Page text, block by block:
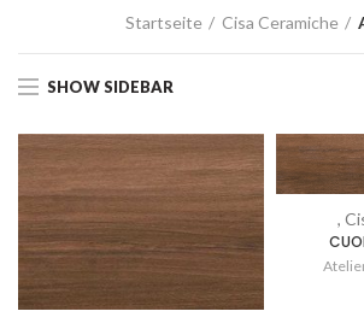
Startseite Cisa Ceramiche
SHOW SIDEBAR
,